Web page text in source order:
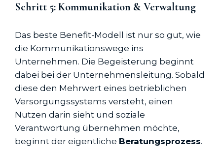
Schritt 5: Kommunikation & Verwaltung
Das beste Benefit-Modell ist nur so gut, wie
die Kommunikationswege ins
Unternehmen. Die Begeisterung beginnt
dabei bei der Unternehmensleitung. Sobald
diese den Mehrwert eines betrieblichen
Versorgungssystems versteht, einen
Nutzen darin sieht und soziale
Verantwortung übernehmen möchte,
beginnt der eigentliche Beratungsprozess.